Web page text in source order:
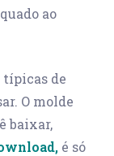
ao
de
O molde
baixar,
, é só